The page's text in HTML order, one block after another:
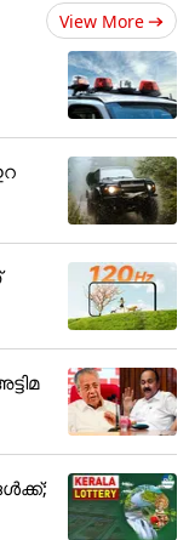
View More